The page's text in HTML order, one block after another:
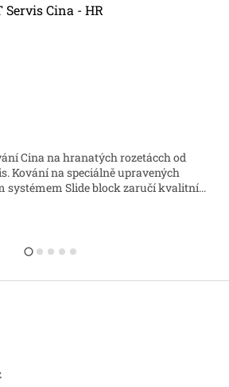
Cina - HR
Cina na hranatých rozetácch od
Kování na speciálně upravených
systémem Slide block zaručí kvalitní...